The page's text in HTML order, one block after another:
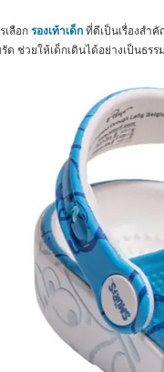
เลือก รองเท้าเด็ก ที่ดีเป็นเรื่องสำ
ด ช่วยให้เด็กเดินได้อย่างเป็นธร